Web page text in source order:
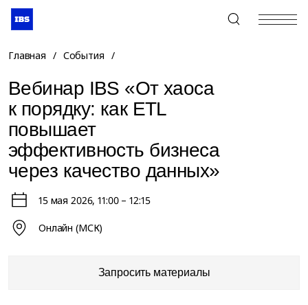
+7 (495) 967-80-80
Главная / События /
Вебинар IBS «От хаоса
к порядку: как ETL
повышает
эффективность бизнеса
через качество данных»
15 мая 2026, 11:00 – 12:15
Онлайн (МСК)
Запросить материалы